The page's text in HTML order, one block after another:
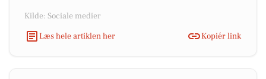
Kilde: Sociale medier
Læs hele artiklen her
Kopiér link